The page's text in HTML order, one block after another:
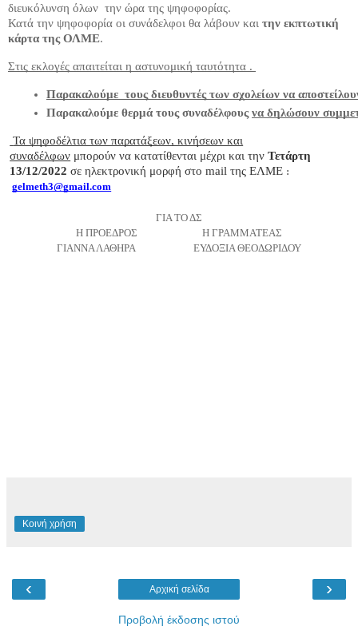
διευκόλυνση όλων την ώρα της ψηφοφορίας.
Κατά την ψηφοφορία οι συνάδελφοι θα λάβουν και την εκπτωτική
κάρτα της ΟΛΜΕ.
Στις εκλογές απαιτείται η αστυνομική ταυτότητα .
Παρακαλούμε  τους διευθυντές των σχολείων να
Παρακαλούμε θερμά τους συναδέλφους να δηλώσουν
Τα ψηφοδέλτια των παρατάξεων, κινήσεων και
συναδέλφων μπορούν να κατατίθενται μέχρι και τηνΤετάρτη
13/12/2022 σε ηλεκτρονική μορφή στο mail της ΕΛΜΕ :
gelmeth3@gmail.com
ΓΙΑ ΤΟ ΔΣ
Η ΠΡΟΕΔΡΟΣ Η ΓΡΑΜΜΑΤΕΑΣ
ΓΙΑΝΝΑ ΛΑΘΗΡΑ ΕΥΔΟΞΙΑ ΘΕΟΔΩΡΙΔΟΥ
Κοινή χρήση
‹ ›
Αρχική σελίδα
Προβολή έκδοσης ιστού